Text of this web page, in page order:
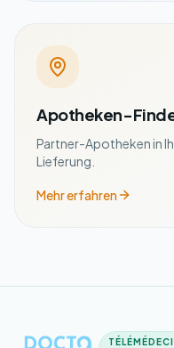
Apotheken-
Partner-Apotheken in
Lieferung.
Mehr erfahren